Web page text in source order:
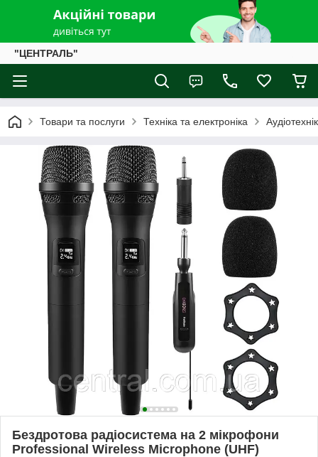
"ЦЕНТРАЛЬ"
Товари та послуги Техніка та електроніка
Бездротова радіосистема на 2 мікрофони
Professional Wireless Microphone (UHF)